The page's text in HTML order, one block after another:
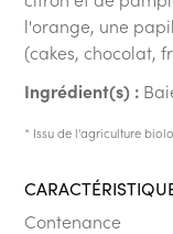
l'orange, une
(cakes, chocolat,
Ingrédient(s) :
* Issu de l'agriculture
Contenance